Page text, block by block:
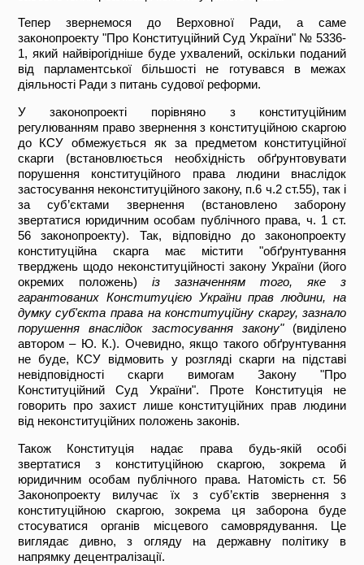
Тепер звернемося до Верховної Ради, а саме
законопроекту "Про Конституційний Суд України" № 5336-
1, який найвірогідніше буде ухвалений, оскільки поданий
від парламентської більшості не готувався в межах
діяльності Ради з питань судової реформи.
У законопроекті порівняно з конституційним
регулюванням право звернення з конституційною скаргою
до КСУ обмежується як за предметом конституційної
скарги (встановлюється необхідність обґрунтовувати
порушення конституційного права людини внаслідок
застосування неконституційного закону, п.6 ч.2 ст.55), так і
за суб’єктами звернення (встановлено заборону
звертатися юридичним особам публічного права, ч. 1 ст.
56 законопроекту). Так, відповідно до законопроекту
конституційна скарга має містити "обґрунтування
тверджень щодо неконституційності закону України (його
окремих положень) із зазначенням того, яке з
гарантованих Конституцією України прав людини, на
думку суб'єкта права на конституційну скаргу, зазнало
порушення внаслідок застосування закону"(виділено
автором – Ю. К.). Очевидно, якщо такого обґрунтування
не буде, КСУ відмовить у розгляді скарги на підставі
невідповідності скарги вимогам Закону "Про
Конституційний Суд України". Проте Конституція не
говорить про захист лише конституційних прав людини
від неконституційних положень законів.
Також Конституція надає права будь-якій особі
звертатися з конституційною скаргою, зокрема й
юридичним особам публічного права. Натомість ст. 56
Законопроекту вилучає їх з суб’єктів звернення з
конституційною скаргою, зокрема ця заборона буде
стосуватися органів місцевого самоврядування. Це
виглядає дивно, з огляду на державну політику в
напрямку децентралізації.